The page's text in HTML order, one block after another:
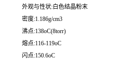
外观与性状:白色结晶粉末
密度:1.186g/cm3
沸点:138oC(8torr)
熔点:116-119oC
闪点:150.6oC